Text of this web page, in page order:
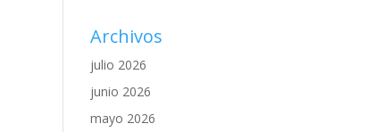
Archivos
julio 2026
junio 2026
mayo 2026